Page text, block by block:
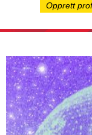
Opprett